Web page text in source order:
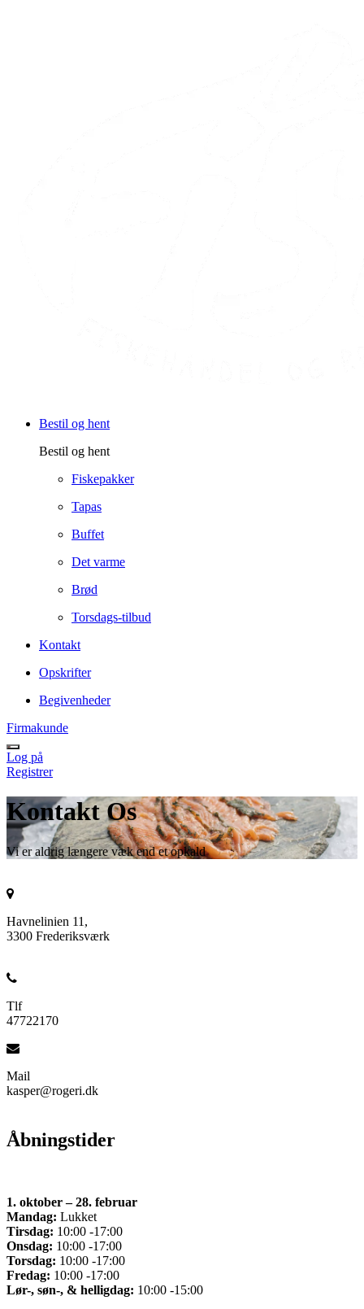
Bestil og hent
Bestil og hent
Fiskepakker
Tapas
Buffet
Det varme
Brød
Torsdags-tilbud
Kontakt
Opskrifter
Begivenheder
Firmakunde
Log på
Registrer
Kontakt Os
Vi er aldrig længere væk end et opkald
Havnelinien 11,
3300 Frederiksværk
Tlf
47722170
Mail
kasper@rogeri.dk
Åbningstider
1. oktober – 28. februar
Mandag: Lukket
Tirsdag: 10:00 -17:00
Onsdag: 10:00 -17:00
Torsdag: 10:00 -17:00
Fredag: 10:00 -17:00
Lør-, søn-, & helligdag: 10:00 -15:00